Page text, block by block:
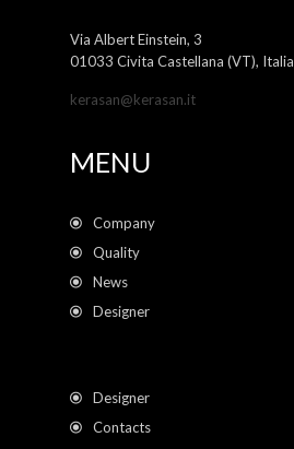
Via Albert Einstein, 3
01033 Civita Castellana (VT), Italia
kerasan@kerasan.it
MENU
Company
Quality
News
Designer
Designer
Contacts